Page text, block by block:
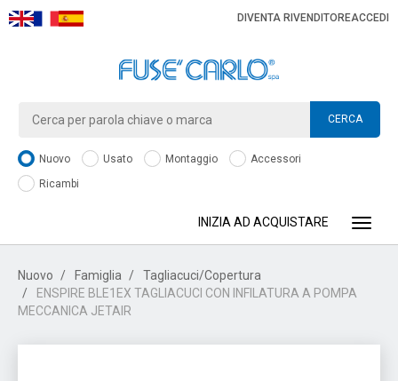
DIVENTA RIVENDITOREACCEDI
CERCA
Nuovo Usato Montaggio
Accessori
Ricambi
INIZIA AD ACQUISTARE
Nuovo Famiglia
Tagliacuci/Copertura
ENSPIRE BLE1EX TAGLIACUCI CON INFILATURA A POMPA
MECCANICA JETAIR